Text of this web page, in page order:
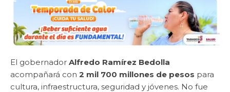
El gobernador Alfredo Ramírez Bedolla
acompañará con 2 mil 700 millones de pesos para
cultura, infraestructura, seguridad y jóvenes. No fue